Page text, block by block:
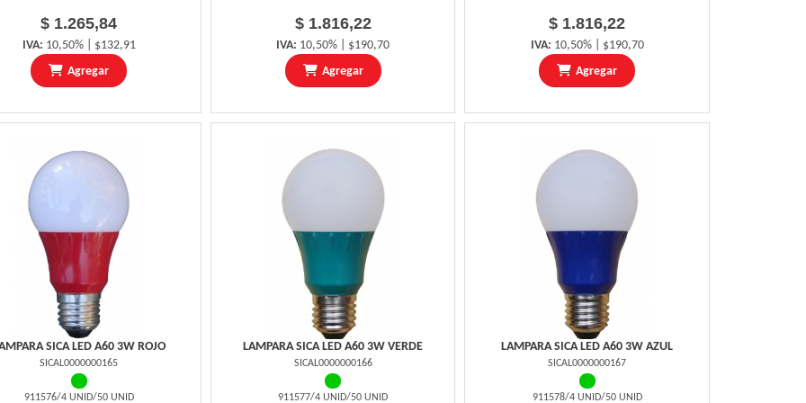
$ 1.265,84
IVA: 10,50% | $132,91
Agregar
$ 1.816,22
IVA: 10,50% | $190,70
Agregar
$ 1.816,22
IVA: 10,50% | $190,70
Agregar
SICA LED A60 3W ROJO
SICAL0000000165
911576/4 UNID/50 UNID
LAMPARA SICA LED A60 3W VERDE
SICAL0000000166
911577/4 UNID/50 UNID
LAMPARA SICA LED A60 3W AZUL
SICAL0000000167
911578/4 UNID/50 UNID